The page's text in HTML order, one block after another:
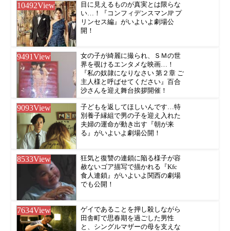
10492View
目に見えるものが真実とは限らな
い…！『コンフィデンスマンJP プ
リンセス編』がいよいよ劇場公
開！
9491View
女の子が綺麗に撮られ、ＳＭの世
界を覗けるエンタメな映画…！
『私の奴隷になりなさい 第２章 ご
主人様と呼ばせてください』百合
沙さんを迎え舞台挨拶開催！
9093View
子どもを返してほしいんです…特
別養子縁組で男の子を迎え入れた
夫婦の運命が動き出す『朝が来
る』がいよいよ劇場公開！
8533View
狂気と復讐の連鎖に陥る様子が容
赦ないゴア描写で描かれる『Kfc
食人連鎖』がいよいよ関西の劇場
でも公開！
7634View
ゲイであることを押し殺しながら
田舎町で思春期を過ごした男性
と、シングルマザーの母を支えな